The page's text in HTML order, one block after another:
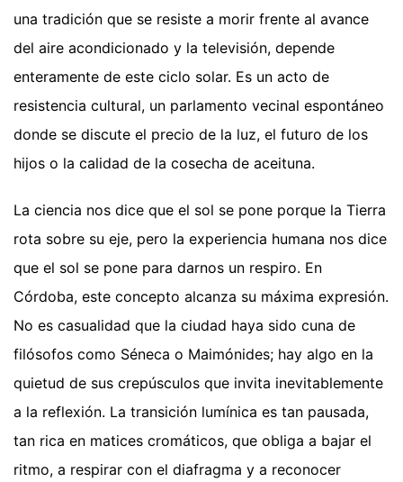
una tradición que se resiste a morir frente al avance
del aire acondicionado y la televisión, depende
enteramente de este ciclo solar. Es un acto de
resistencia cultural, un parlamento vecinal espontáneo
donde se discute el precio de la luz, el futuro de los
hijos o la calidad de la cosecha de aceituna.
La ciencia nos dice que el sol se pone porque la Tierra
rota sobre su eje, pero la experiencia humana nos dice
que el sol se pone para darnos un respiro. En
Córdoba, este concepto alcanza su máxima expresión.
No es casualidad que la ciudad haya sido cuna de
filósofos como Séneca o Maimónides; hay algo en la
quietud de sus crepúsculos que invita inevitablemente
a la reflexión. La transición lumínica es tan pausada,
tan rica en matices cromáticos, que obliga a bajar el
ritmo, a respirar con el diafragma y a reconocer